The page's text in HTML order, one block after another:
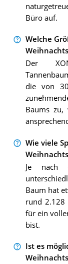
Büro auf.
Welche
Der
die von
Baums zu,
Wie viele
Je nach
Baum hat
rund 2.128
für ein
bist.
Ist es